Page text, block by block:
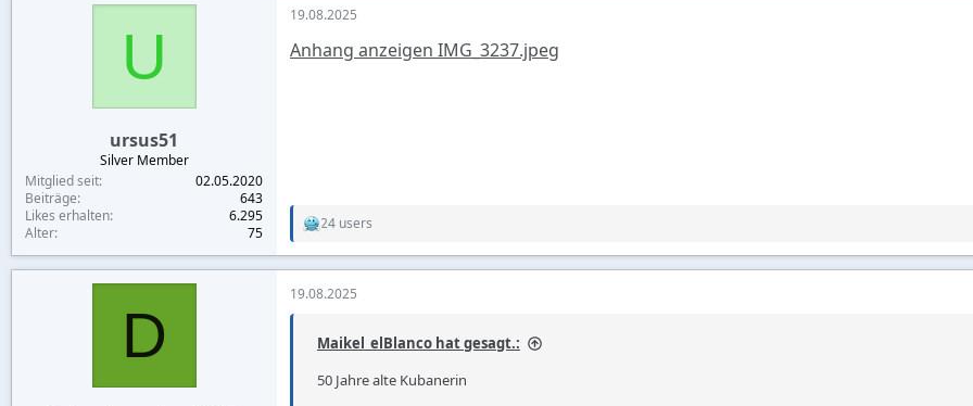
t
o
U
ursus51
Silver Member
Mitglied seit
02.05.2020
Beiträge
643
Likes erhalten
6.295
Alter
75
19.08.2025
Anhang anzeigen IMG_3237.jpeg
R
a
t
24 users
D
19.08.2025
Maikel_elBlanco hat gesagt.:
50 Jahre alte Kubanerin